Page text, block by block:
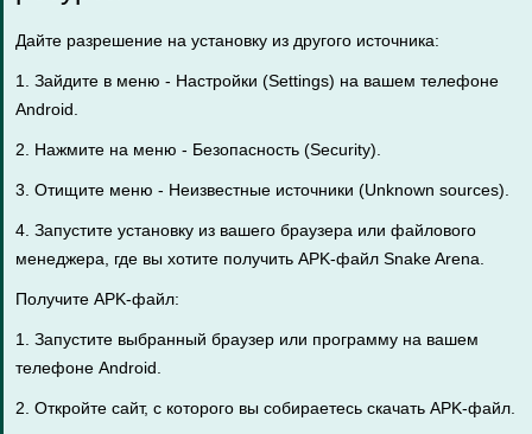
Дайте разрешение на установку из другого источника:
1. Зайдите в меню - Настройки (Settings) на вашем телефоне
Android.
2. Нажмите на меню - Безопасность (Security).
3. Отищите меню - Неизвестные источники (Unknown sources).
4. Запустите установку из вашего браузера или файлового
менеджера, где вы хотите получить APK-файл Snake Arena.
Получите APK-файл:
1. Запустите выбранный браузер или программу на вашем
телефоне Android.
2. Откройте сайт, с которого вы собираетесь скачать APK-файл.